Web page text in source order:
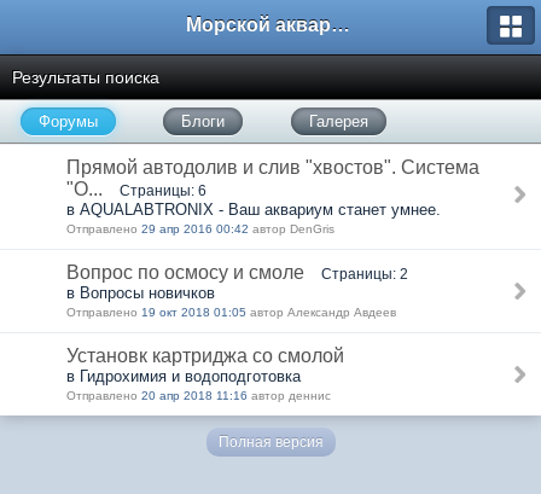
Морской аквариум. Форумы ReefCentral.ru
Результаты поиска
Форумы Блоги Галерея
Прямой автодолив и слив "хвостов". Система
"О...
Страницы: 6
в AQUALABTRONIX - Ваш аквариум станет умнее.
Отправлено 29 апр 2016 00:42 автор DenGris
Вопрос по осмосу и смоле Страницы: 2
в Вопросы новичков
Отправлено 19 окт 2018 01:05 автор Александр Авдеев
Установк картриджа со смолой
в Гидрохимия и водоподготовка
Отправлено 20 апр 2018 11:16 автор деннис
Полная версия